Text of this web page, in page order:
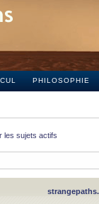
PHILOSOPHIE
les sujets actifs